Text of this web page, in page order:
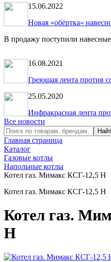
15.06.2022
Новая «обёртка»
В продажу поступили
16.08.2021
Греющая лента против
25.05.2020
Инфракрасная лента
Все новости
Главная страница
Каталог
Газовые котлы
Напольные котлы
Котел газ. Мимакс КСГ-12,5 Н
Котел газ. Мимакс КСГ-12,5 Н
Котел газ.
Н